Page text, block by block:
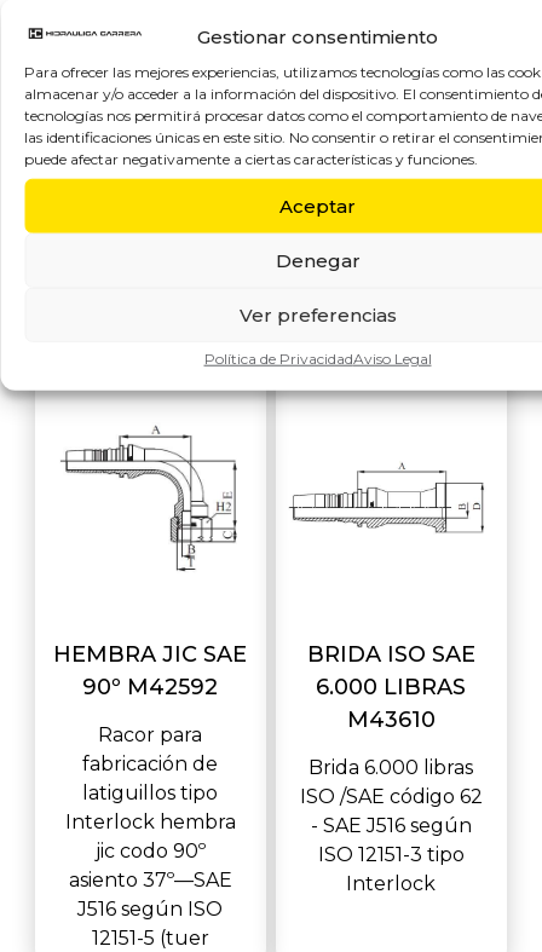
Gestionar consentimiento
Para ofrecer las mejores experiencias, utilizamos tecnologías como las
almacenar y/o acceder a la información del dispositivo. El consentimiento
tecnologías nos permitirá procesar datos como el comportamiento de
las identificaciones únicas en este sitio. No consentir o retirar el
puede afectar negativamente a ciertas características y funciones.
Aceptar
Denegar
Ver preferencias
Política de PrivacidadAviso Legal
M41693
Racor para
fabricación de
latiguillos tipo
Interlock hembra
codo 90º ISO /SAE
código 61 - SAE
J516 según ISO
12511-3 tipo
Interlock
HEMBRA JIC SAE
90º M42592
Racor para
fabricación de
latiguillos tipo
Interlock hembra
jic codo 90º
asiento 37º—SAE
J516 según ISO
12151-5 (tuer
BRIDA ISO SAE
6.000 LIBRAS
M43610
Brida 6.000 libras
ISO /SAE código 62
- SAE J516 según
ISO 12151-3 tipo
Interlock